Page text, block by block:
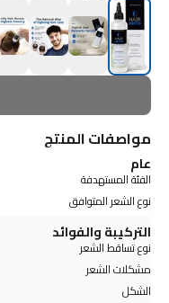
مواصفات المنتج
عام
الفئة المستهدفة
نوع الشعر المتوافق
التركيبة والفوائد
نوع تساقط الشعر
مشكلات الشعر
الشكل